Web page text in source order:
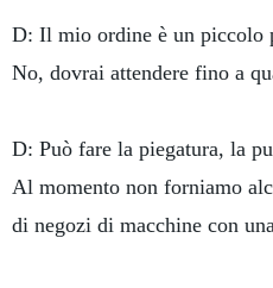
D: Il mio ordine è un piccolo
No, dovrai attendere fino a
D: Può fare la piegatura, la
Al momento non forniamo
di negozi di macchine con